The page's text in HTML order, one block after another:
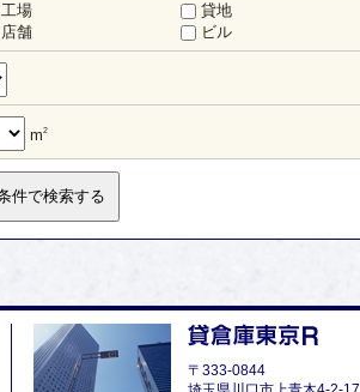
工場
貸地
店舗 ビル
m2
〒333-0844